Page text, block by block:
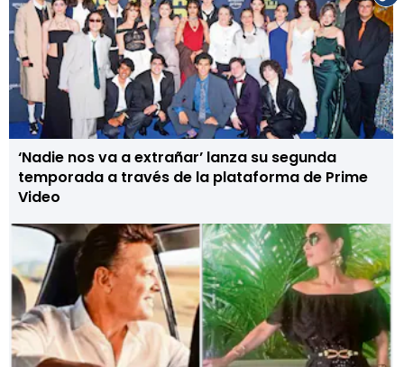
‘Nadie nos va a extrañar’ lanza su segunda
temporada a través de la plataforma de Prime
Video